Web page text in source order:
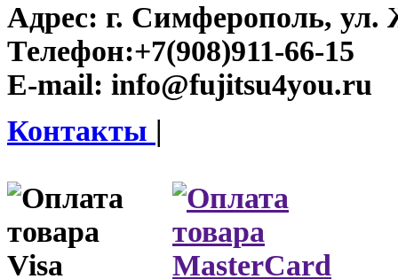
Адрес: г. Симферополь, ул.
Телефон:+7(908)911-66-15
E-mail: info@fujitsu4you.ru
Контакты |